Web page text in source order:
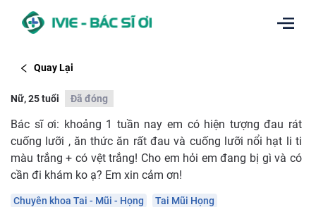
Quay Lại
Nữ, 25 tuổi Đã đóng
Bác sĩ ơi: khoảng 1 tuần nay em có hiện tượng đau rát
cuống lưỡi , ăn thức ăn rất đau và cuống lưỡi nổi hạt li ti
màu trắng + có vệt trắng! Cho em hỏi em đang bị gì và có
cần đi khám ko ạ? Em xin cảm ơn!
Chuyên khoa Tai - Mũi - Họng
Tai Mũi Họng